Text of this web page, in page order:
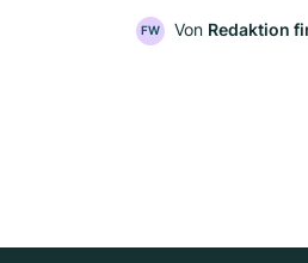
FW Von Redaktion